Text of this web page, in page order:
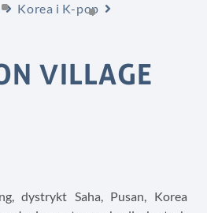
Korea i K-pop
VILLAGE
dystrykt Saha, Pusan, Korea